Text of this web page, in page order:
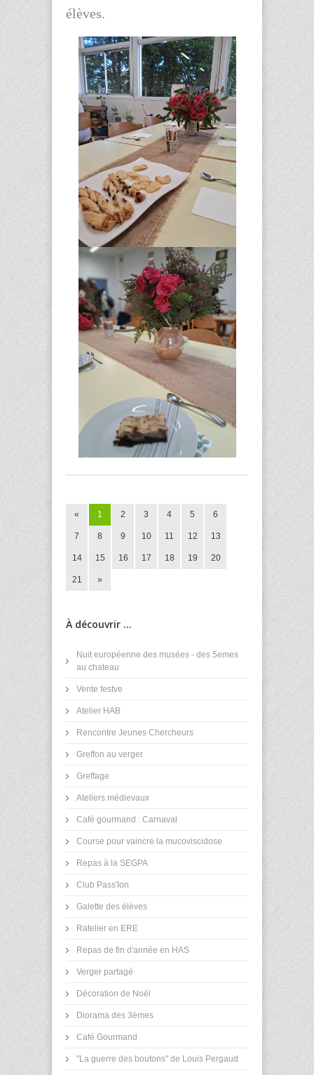
élèves.
« 1 2 3 4 5 6
7 8 9 10 11 12 13
14 15 16 17 18 19 20
21 »
À découvrir ...
Nuit européenne des musées - des 5emes
au chateau
Vente festve
Atelier HAB
Rencontre Jeunes Chercheurs
Greffon au verger
Greffage
Ateliers médievaux
Café gourmand : Carnaval
Course pour vaincre la mucoviscidose
Repas à la SEGPA
Club Pass'Ion
Galette des élèves
Ratelier en ERE
Repas de fin d'année en HAS
Verger partagé
Décoration de Noël
Diorama des 3èmes
Café Gourmand
"La guerre des boutons" de Louis Pergaud